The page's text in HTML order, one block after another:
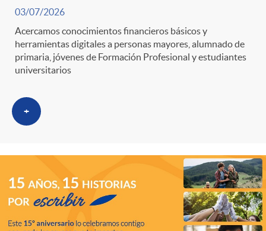
03/07/2026
Acercamos conocimientos financieros básicos y
herramientas digitales a personas mayores, alumnado de
primaria, jóvenes de Formación Profesional y estudiantes
universitarios
+